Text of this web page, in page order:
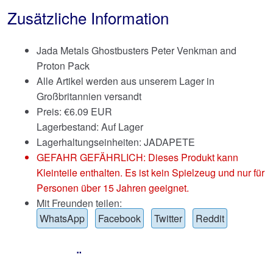
Zusätzliche Information
Jada Metals Ghostbusters Peter Venkman and
Proton Pack
Alle Artikel werden aus unserem Lager in
Großbritannien versandt
Preis: €6.09 EUR
Lagerbestand: Auf Lager
Lagerhaltungseinheiten: JADAPETE
GEFAHR GEFÄHRLICH: Dieses Produkt kann
Kleinteile enthalten. Es ist kein Spielzeug und nur für
Personen über 15 Jahren geeignet.
Mit Freunden teilen:
WhatsApp
Facebook Twitter Reddit